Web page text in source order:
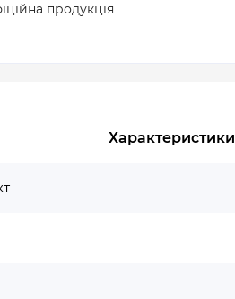
продукція
Характеристики